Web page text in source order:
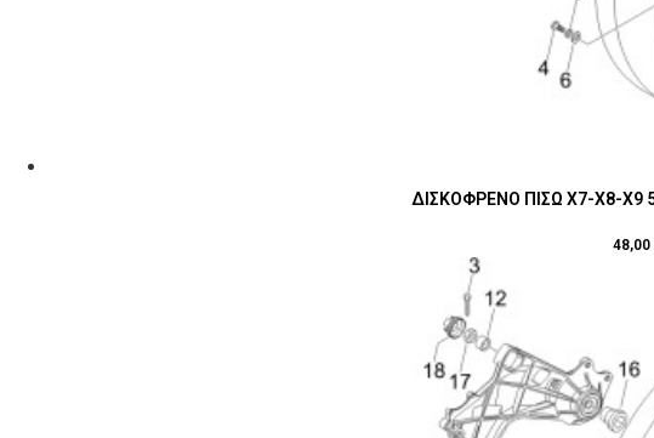
ΔΙΣΚΟΦΡΕΝΟ ΠΙΣΩ Χ7-Χ8-Χ9
48,00